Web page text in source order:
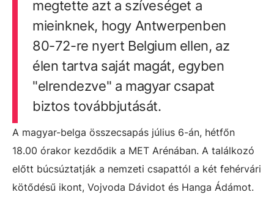
megtette azt a szíveséget a
mieinknek, hogy Antwerpenben
80-72-re nyert Belgium ellen, az
élen tartva saját magát, egyben
"elrendezve" a magyar csapat
biztos továbbjutását.
A magyar-belga összecsapás július 6-án, hétfőn
18.00 órakor kezdődik a MET Arénában. A találkozó
előtt búcsúztatják a nemzeti csapattól a két fehérvári
kötődésű ikont, Vojvoda Dávidot és Hanga Ádámot.